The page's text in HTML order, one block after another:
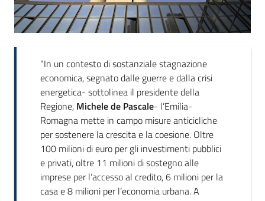
“In un contesto di sostanziale stagnazione
economica, segnato dalle guerre e dalla crisi
energetica- sottolinea il presidente della
Regione, Michele de Pascale- l’Emilia-
Romagna mette in campo misure anticicliche
per sostenere la crescita e la coesione. Oltre
100 milioni di euro per gli investimenti pubblici
e privati, oltre 11 milioni di sostegno alle
imprese per l’accesso al credito, 6 milioni per la
casa e 8 milioni per l’economia urbana. A